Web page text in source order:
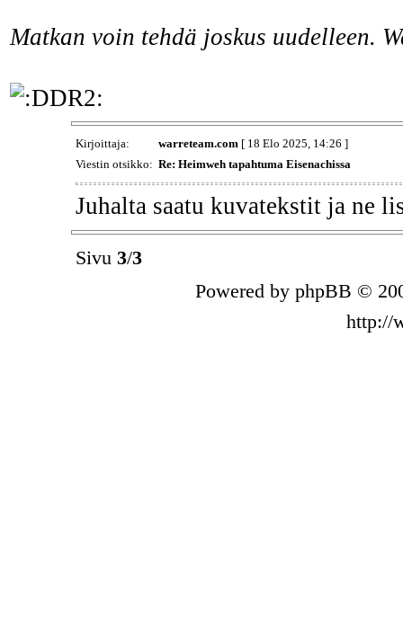
Matkan voin tehdä joskus uudelleen.
Kirjoittaja: warreteam.com [ 18 Elo 2025, 14:26 ]
Viestin otsikko: Re: Heimweh tapahtuma Eisenachissa
Juhalta saatu kuvatekstit ja ne
Sivu 3/3
Powered by phpBB ©
http://